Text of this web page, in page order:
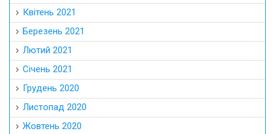
Квітень 2021
Березень 2021
Лютий 2021
Січень 2021
Грудень 2020
Листопад 2020
Жовтень 2020